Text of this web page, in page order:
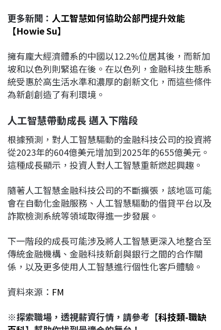
更多新聞： 人工智慧如何協助公部門提升效能
【Howie Su】
擁有龐大經濟體系的中國以12.2%位居其後，而新加
坡和以色列則緊追在後。在以色列，金融科技生態系
統受惠於高生活水準和濃厚的創新文化，而這些條件
為新創創造了有利環境。
人工智慧帶動成長 邁入下階段
根據預測，對人工智慧驅動的金融科技公司的投資將
從2023年的604億美元增加到2025年的655億美元。
這種成長顯示，投資人對人工智慧重新燃起興趣。
隨著人工智慧金融科技公司的不斷擴張，該地區可能
會在自動化金融服務、人工智慧驅動的借貸平台以及
詐欺檢測系統等領域取得進一步發展。
下一階段的成長可能涉及將人工智慧更深入地整合至
傳統金融機構、金融科技新創與銀行之間的合作關
係，以及更多使用人工智慧進行個性化客戶體驗。
資料來源： FM
※探索職場，透視薪資行情，請參考【科技類-職缺